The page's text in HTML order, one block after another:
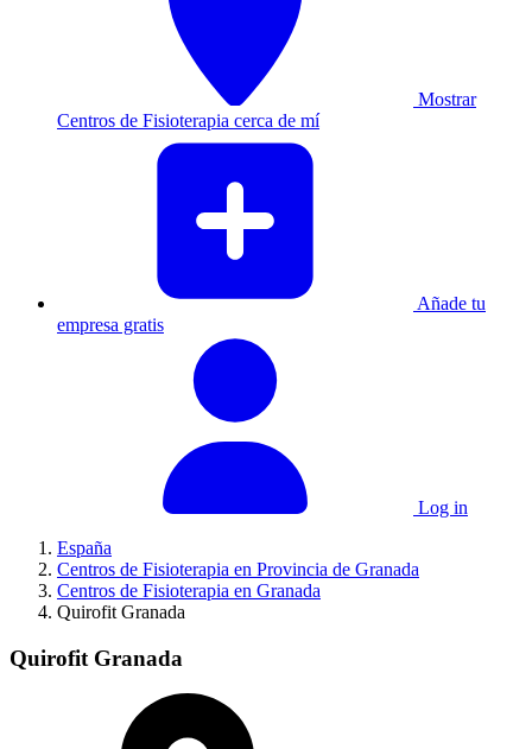
Mostrar
Centros de Fisioterapia cerca de mí
Añade tu
empresa gratis
Log in
España
Centros de Fisioterapia en Provincia de Granada
Centros de Fisioterapia en Granada
Quirofit Granada
Quirofit Granada